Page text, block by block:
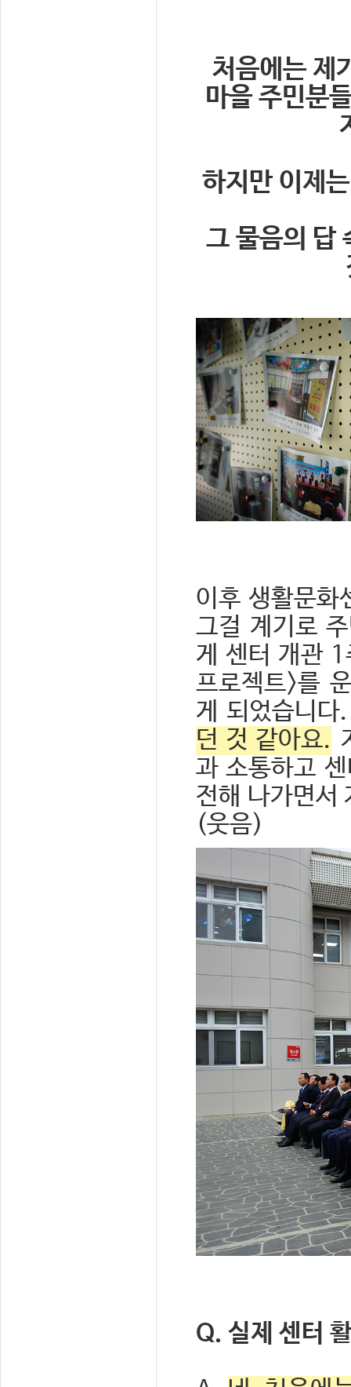
처음에는 제
마을 주민분
하지만 이제
그 물음의 답
이후 생활문화
그걸 계기로
게 센터 개관 1
프로젝트>를
게 되었습니
던 것 같아요.
과 소통하고
전해 나가면서
(웃음)
Q. 실제 센터